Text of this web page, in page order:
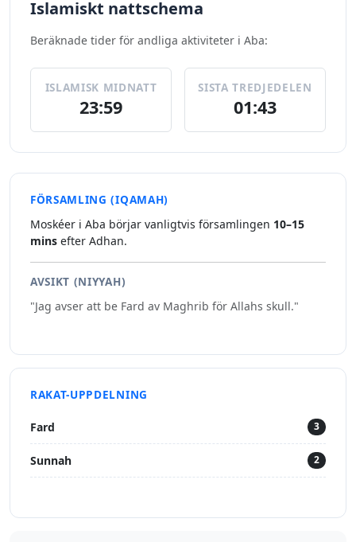
Islamiskt nattschema
Beräknade tider för andliga aktiviteter i Aba:
ISLAMISK MIDNATT
23:59
SISTA TREDJEDELEN
01:43
FÖRSAMLING (IQAMAH)
Moskéer i Aba börjar vanligtvis församlingen 10–15
mins efter Adhan.
AVSIKT (NIYYAH)
"Jag avser att be Fard av Maghrib för Allahs skull."
RAKAT-UPPDELNING
Fard 3
Sunnah 2